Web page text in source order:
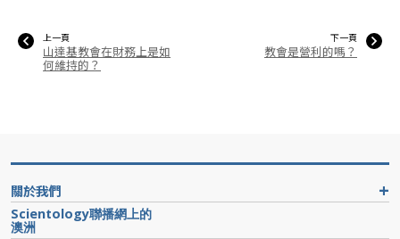
上一頁
山達基教會在財務上是如
何維持的？
下一頁
教會是營利的嗎？
關於我們
Scientology聯播網上的
澳洲